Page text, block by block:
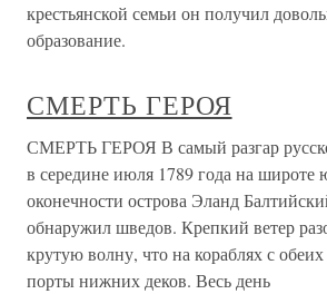
крестьянской семьи он получил
образование.
СМЕРТЬ ГЕРОЯ
СМЕРТЬ ГЕРОЯ В самый разгар
в середине июля 1789 года на широте
оконечности острова Эланд
обнаружил шведов. Крепкий ветер
крутую волну, что на кораблях с
порты нижних деков. Весь день